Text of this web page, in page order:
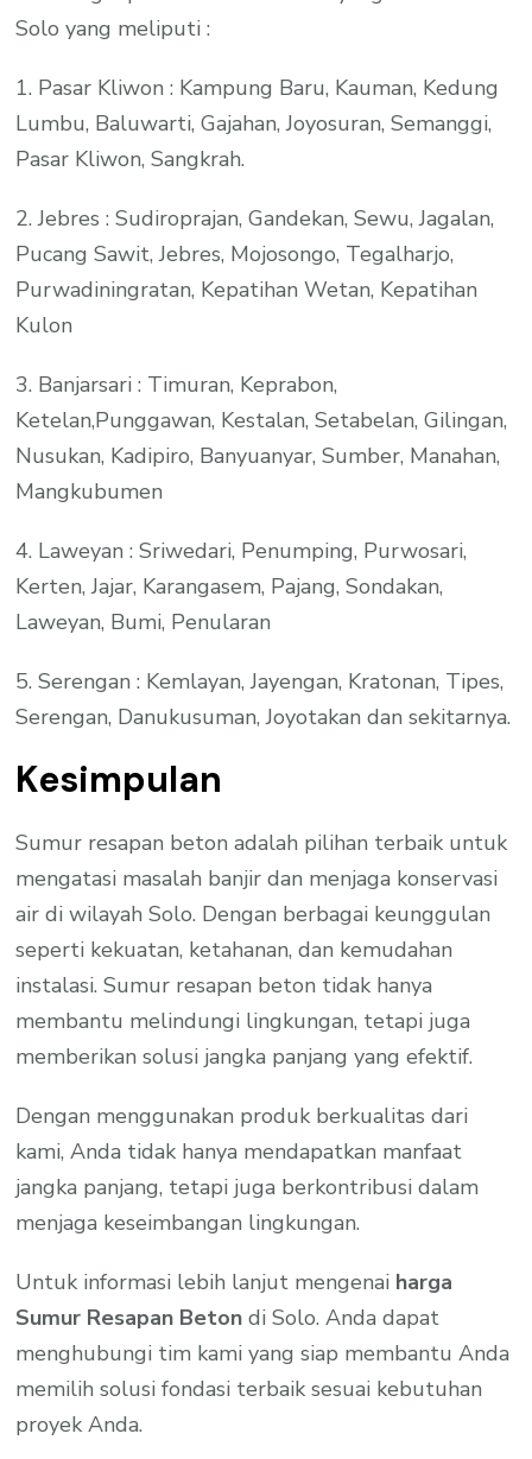
Solo yang meliputi :
1. Pasar Kliwon : Kampung Baru, Kauman, Kedung
Lumbu, Baluwarti, Gajahan, Joyosuran, Semanggi,
Pasar Kliwon, Sangkrah.
2. Jebres : Sudiroprajan, Gandekan, Sewu, Jagalan,
Pucang Sawit, Jebres, Mojosongo, Tegalharjo,
Purwadiningratan, Kepatihan Wetan, Kepatihan
Kulon
3. Banjarsari : Timuran, Keprabon,
Ketelan,Punggawan, Kestalan, Setabelan, Gilingan,
Nusukan, Kadipiro, Banyuanyar, Sumber, Manahan,
Mangkubumen
4. Laweyan : Sriwedari, Penumping, Purwosari,
Kerten, Jajar, Karangasem, Pajang, Sondakan,
Laweyan, Bumi, Penularan
5. Serengan : Kemlayan, Jayengan, Kratonan, Tipes,
Serengan, Danukusuman, Joyotakan dan sekitarnya.
Kesimpulan
Sumur resapan beton adalah pilihan terbaik untuk
mengatasi masalah banjir dan menjaga konservasi
air di wilayah Solo. Dengan berbagai keunggulan
seperti kekuatan, ketahanan, dan kemudahan
instalasi. Sumur resapan beton tidak hanya
membantu melindungi lingkungan, tetapi juga
memberikan solusi jangka panjang yang efektif.
Dengan menggunakan produk berkualitas dari
kami, Anda tidak hanya mendapatkan manfaat
jangka panjang, tetapi juga berkontribusi dalam
menjaga keseimbangan lingkungan.
Untuk informasi lebih lanjut mengenai harga
Sumur Resapan Betondi Solo. Anda dapat
menghubungi tim kami yang siap membantu Anda
memilih solusi fondasi terbaik sesuai kebutuhan
proyek Anda.